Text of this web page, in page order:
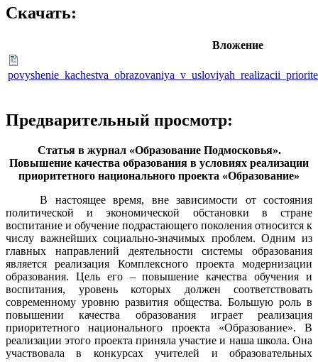
Скачать:
Вложение
Предварительный просмотр:
Статья в журнал «Образование Подмосковья».
Повышение качества образования в условиях реализации
приоритетного национального проекта «Образование»
В настоящее время, вне зависимости от состояния
политической и экономической обстановки в стране
воспитание и обучение подрастающего поколения относится к
числу важнейших социально-значимых проблем. Одним из
главных направлений деятельности системы образования
является реализация Комплексного проекта модернизации
образования. Цель его – повышение качества обучения и
воспитания, уровень которых должен соответствовать
современному уровню развития общества. Большую роль в
повышении качества образования играет реализация
приоритетного национального проекта «Образование». В
реализации этого проекта приняла участие и наша школа. Она
участвовала в конкурсах учителей и образовательных